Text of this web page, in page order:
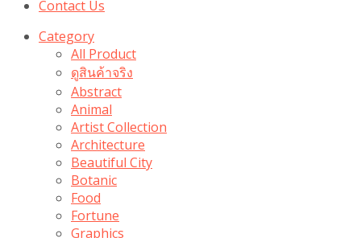
Contact Us
Category
All Product
ดูสินค้าจริง
Abstract
Animal
Artist Collection
Architecture
Beautiful City
Botanic
Food
Fortune
Graphics